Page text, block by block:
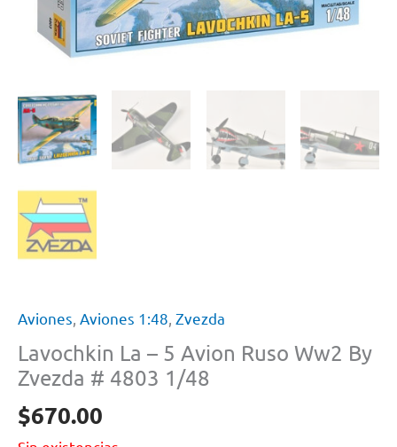
Aviones Aviones 1:48 Zvezda
Lavochkin La – 5 Avion Ruso Ww2 By
Zvezda # 4803 1/48
$670.00